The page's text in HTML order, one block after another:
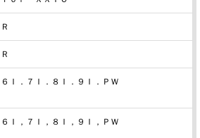
Ｒ
Ｒ
６Ｉ．７Ｉ．８Ｉ．９Ｉ．ＰＷ
６Ｉ，７Ｉ，８Ｉ，９Ｉ，ＰＷ